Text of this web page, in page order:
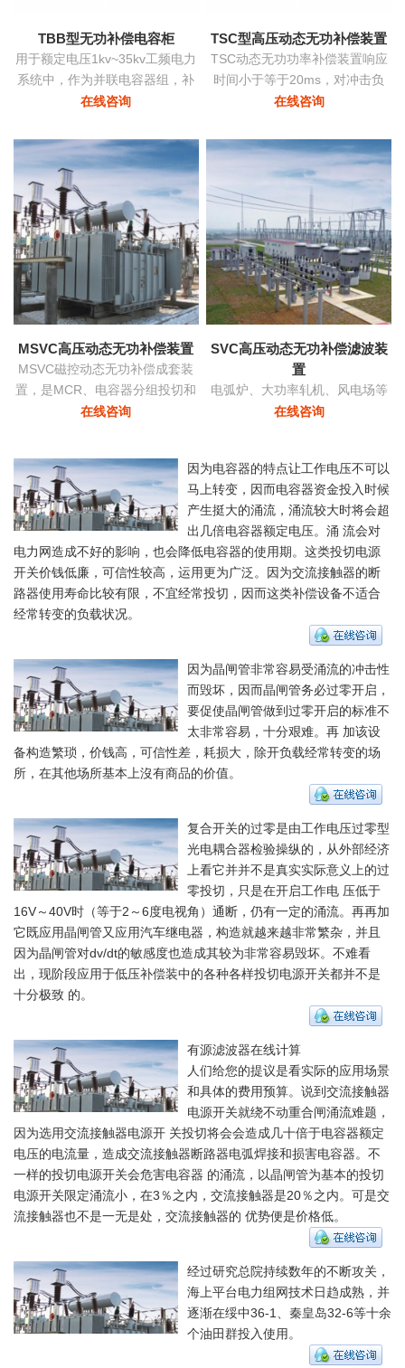
TBB型无功补偿电容柜
用于额定电压1kv~35kv工频电力
系统中，作为并联电容器组，补
偿系统中的感性无功，用以提高
量
在线咨询
TSC型高压动态无功补偿装置
TSC动态无功功率补偿装置响应
时间小于等于20ms，对冲击负
荷、时变负荷能够实时监测、动
以上的目标，具有动态补偿无功
在线咨询
MSVC高压动态无功补偿装置
MSVC磁控动态无功补偿成套装
置，是MCR、电容器分组投切和
变压器有载调压功能为一体的无
在线咨询
SVC高压动态无功补偿滤波装
置
电弧炉、大功率轧机、风电场等
负荷由于其非线性及冲击性导致
快速响应及动态补偿的功能。
在线咨询
因为电容器的特点让工作电压不可以
马上转变，因而电容器资金投入时候
产生挺大的涌流，涌流较大时将会超
出几倍电容器额定电压。涌 流会对
电力网造成不好的影响，也会降低电容器的使用期。这类投切电源
开关价钱低廉，可信性较高，运用更为广泛。因为交流接触器的断
路器使用寿命比较有限，不宜经常投切，因而这类补偿设备不适合
经常转变的负载状况。
因为晶闸管非常容易受涌流的冲击性
而毁坏，因而晶闸管务必过零开启，
要促使晶闸管做到过零开启的标准不
太非常容易，十分艰难。再 加该设
备构造繁琐，价钱高，可信性差，耗损大，除开负载经常转变的场
所，在其他场所基本上沒有商品的价值。
复合开关的过零是由工作电压过零型
光电耦合器检验操纵的，从外部经济
上看它并并不是真实实际意义上的过
零投切，只是在开启工作电 压低于
16V～40V时（等于2～6度电视角）通断，仍有一定的涌流。再再加
它既应用晶闸管又应用汽车继电器，构造就越来越非常繁杂，并且
因为晶闸管对dv/dt的敏感度也造成其较为非常容易毁坏。不难看
出，现阶段应用于低压补偿装中的各种各样投切电源开关都并不是
十分极致 的。
有源滤波器在线计算
人们给您的提议是看实际的应用场景
和具体的费用预算。说到交流接触器
电源开关就绕不动重合闸涌流难题，
因为选用交流接触器电源开 关投切将会会造成几十倍于电容器额定
电压的电流量，造成交流接触器断路器电弧焊接和损害电容器。不
一样的投切电源开关会危害电容器 的涌流，以晶闸管为基本的投切
电源开关限定涌流小，在3％之内，交流接触器是20％之内。可是交
流接触器也不是一无是处，交流接触器的 优势便是价格低。
经过研究总院持续数年的不断攻关，
海上平台电力组网技术日趋成熟，并
逐渐在绥中36-1、秦皇岛32-6等十余
个油田群投入使用。